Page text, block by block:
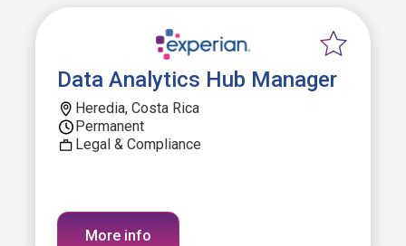
Data Analytics Hub Manager
Heredia, Costa Rica
Permanent
Legal & Compliance
More info